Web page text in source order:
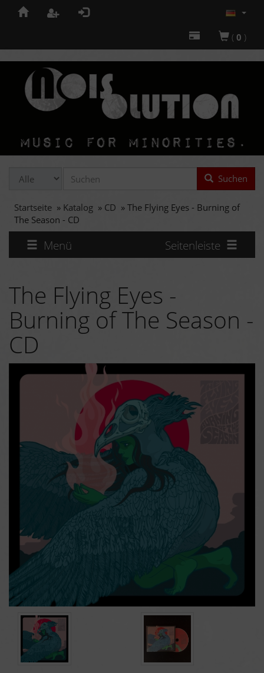
( 0 )
Suchen
Startseite » Katalog » CD » The Flying Eyes - Burning of
The Season - CD
Menü Seitenleiste
The Flying Eyes -
Burning of The Season -
CD